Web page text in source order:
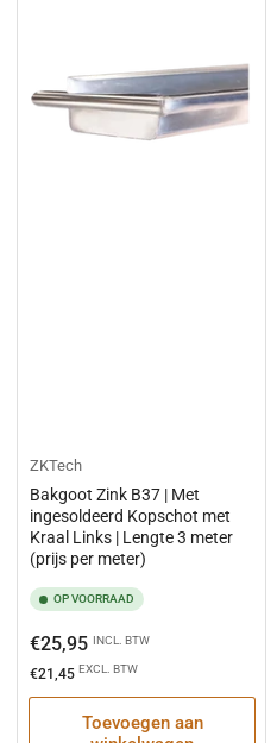
ZKTech
Bakgoot Zink B37 | Met
ingesoldeerd Kopschot met
Kraal Links | Lengte 3 meter
(prijs per meter)
OP VOORRAAD
Normale
prijs
€25,95 INCL. BTW
€21,45 EXCL. BTW
Toevoegen aan